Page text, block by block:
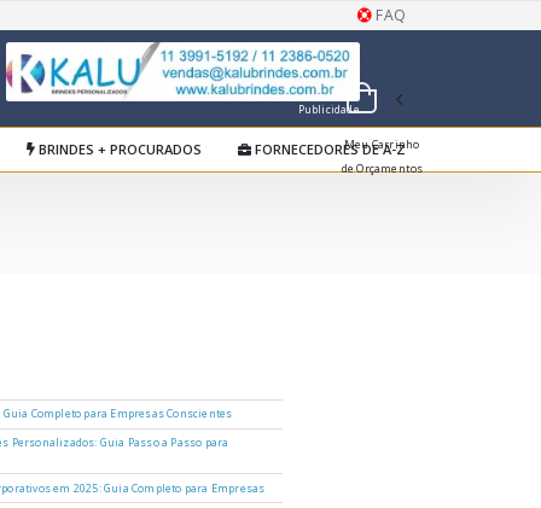
FAQ
Publicidade
Meu Carrinho
de Orçamentos
BRINDES + PROCURADOS FORNECEDORES DE A-Z
Completo para Empresas Conscientes
Personalizados: Guia Passo a Passo para
em 2025: Guia Completo para Empresas